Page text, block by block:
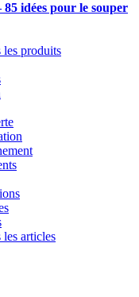
idées pour le souper
les produits
articles